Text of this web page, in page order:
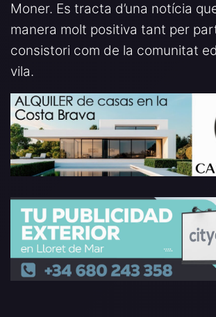
Moner. Es tracta d’una notícia
manera molt positiva tant per
consistori com de la comunitat
vila.